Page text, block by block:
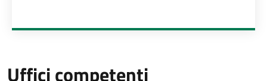
Uffici competenti